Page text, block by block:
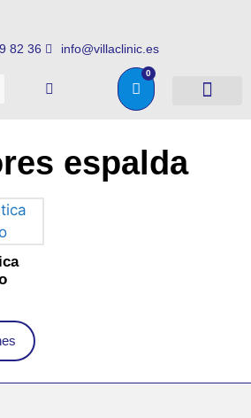
82 36 info@villaclinic.es
0
espalda